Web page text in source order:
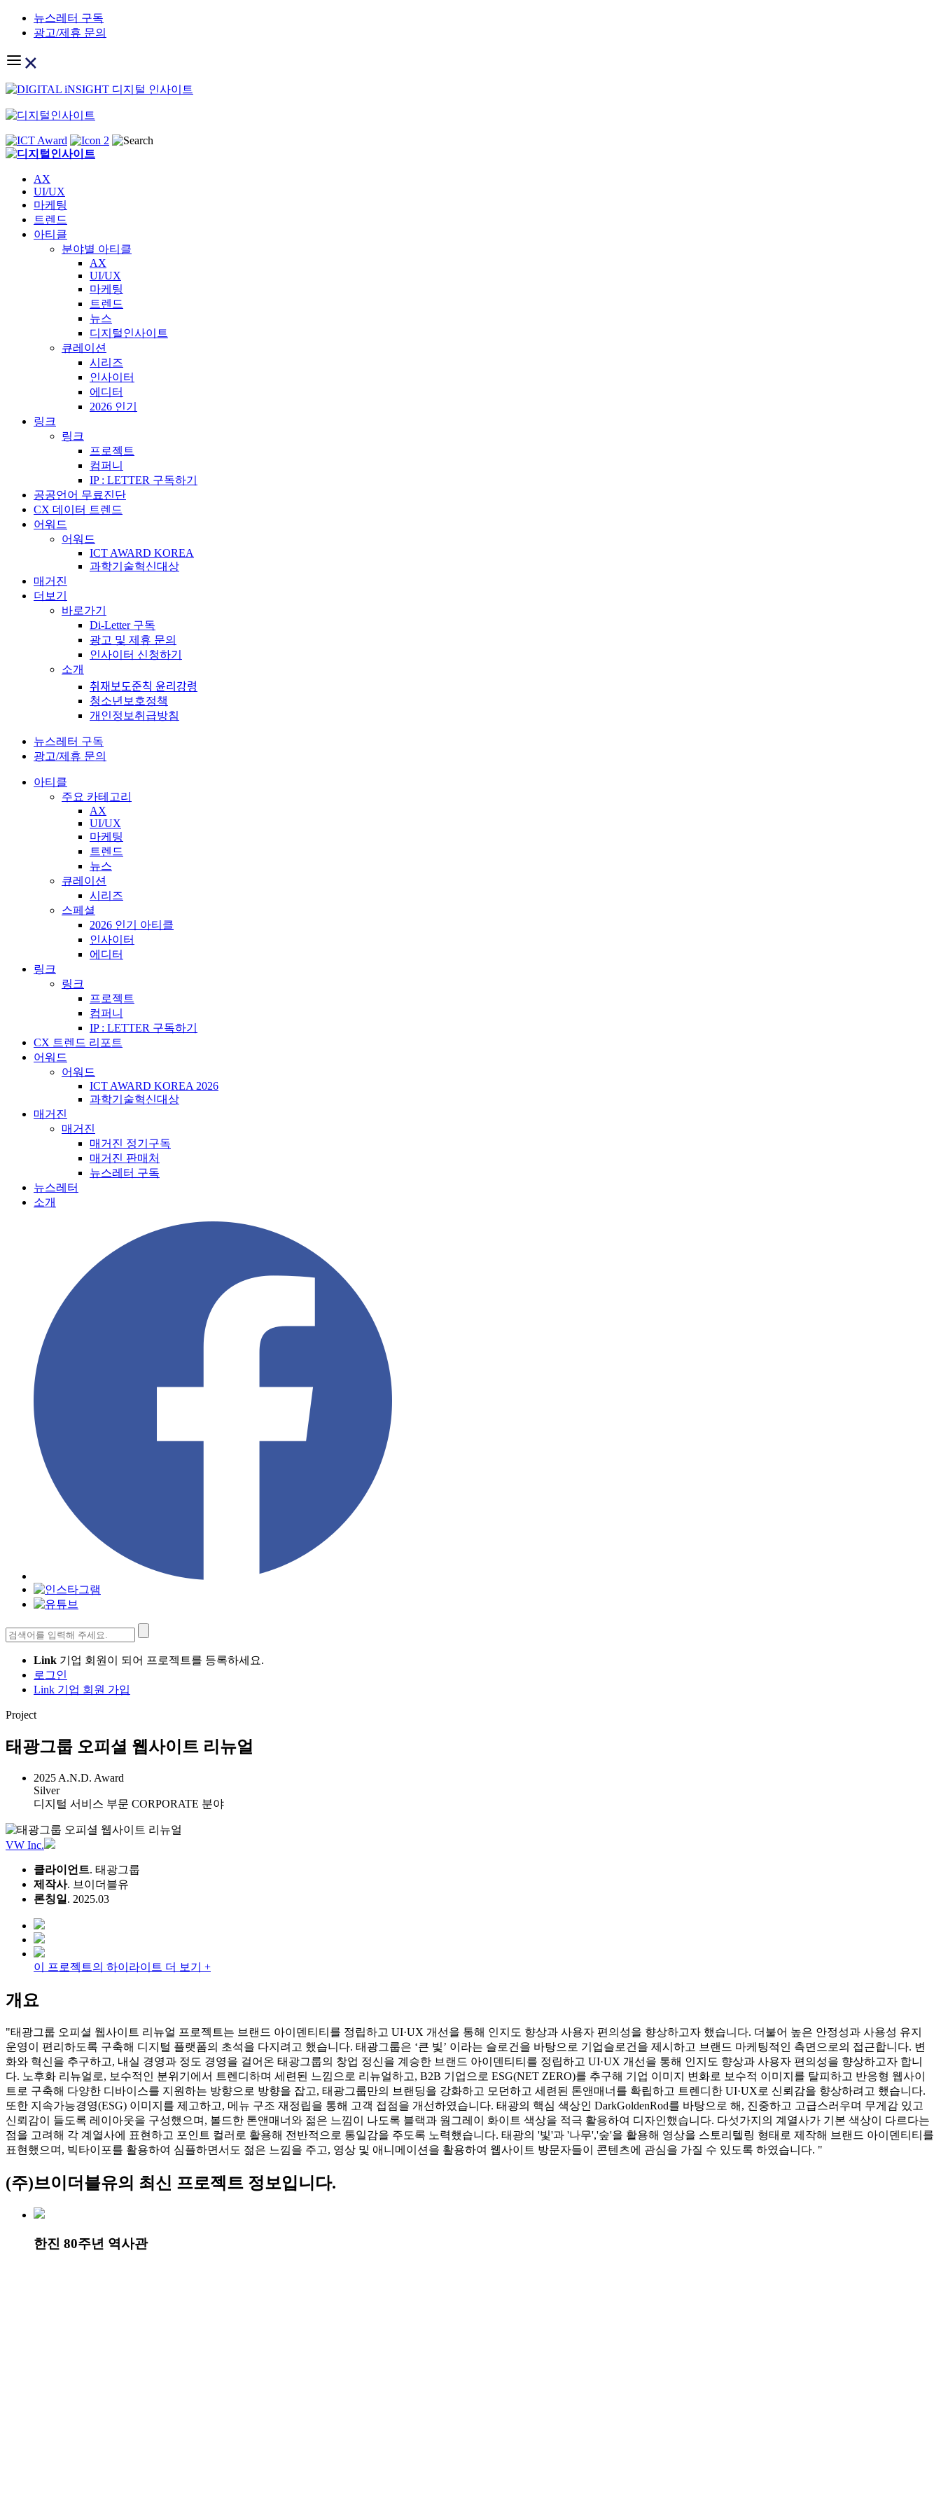
Skip
content
뉴스레터 구독
광고/제휴 문의
AX
UI/UX
마케팅
트렌드
아티클
분야별 아티클
AX
UI/UX
마케팅
트렌드
뉴스
디지털인사이트
큐레이션
시리즈
인사이터
에디터
2026 인기
링크
링크
프로젝트
컴퍼니
IP : LETTER 구독하기
공공언어 무료진단
CX 데이터 트렌드
어워드
어워드
ICT AWARD KOREA
과학기술혁신대상
매거진
더보기
바로가기
Di-Letter 구독
광고 및 제휴 문의
인사이터 신청하기
소개
취재보도준칙 윤리강령
청소년보호정책
개인정보취급방침
뉴스레터 구독
광고/제휴 문의
아티클
주요 카테고리
AX
UI/UX
마케팅
트렌드
뉴스
큐레이션
시리즈
스페셜
2026 인기 아티클
인사이터
에디터
링크
링크
프로젝트
컴퍼니
IP : LETTER 구독하기
CX 트렌드 리포트
어워드
어워드
ICT AWARD KOREA 2026
과학기술혁신대상
매거진
매거진
매거진 정기구독
매거진 판매처
뉴스레터 구독
뉴스레터
소개
검
색:
Link 기업 회원이 되어 프로젝트를 등록하세요.
로그인
Link 기업 회원 가입
Project
태광그룹 오피셜 웹사이트 리뉴얼
2025 A.N.D. Award
Silver
디지털 서비스 부문 CORPORATE 분야
VW Inc.
클라이언트. 태광그룹
제작사. 브이더블유
론칭일 . 2025.03
이 프로젝트의 하이라이트 더 보기 +
개요
"태광그룹 오피셜 웹사이트 리뉴얼 프로젝트는 브랜드 아이덴티티를 정립하고 UI·UX 개선을 통해 인지도 향상과 사용자 편의성을 향상하고자 했습니다. 더불어 높은 안정성과 사용성 유지
운영이 편리하도록 구축해 디지털 플랫폼의 초석을 다지려고 했습니다. 태광그룹은 ‘큰 빛’ 이라는 슬로건을 바탕으로 기업슬로건을 제시하고 브랜드 마케팅적인 측면으로의 접근합니다. 변
화와 혁신을 추구하고, 내실 경영과 정도 경영을 걸어온 태광그룹의 창업 정신을 계승한 브랜드 아이덴티티를 정립하고 UI·UX 개선을 통해 인지도 향상과 사용자 편의성을 향상하고자 합니
다. 노후화 리뉴얼로, 보수적인 분위기에서 트렌디하며 세련된 느낌으로 리뉴얼하고, B2B 기업으로 ESG(NET ZERO)를 추구해 기업 이미지 변화로 보수적 이미지를 탈피하고 반응형 웹사이
트로 구축해 다양한 디바이스를 지원하는 방향으로 방향을 잡고, 태광그룹만의 브랜딩을 강화하고 모던하고 세련된 톤앤매너를 확립하고 트렌디한 UI·UX로 신뢰감을 향상하려고 했습니다.
또한 지속가능경영(ESG) 이미지를 제고하고, 메뉴 구조 재정립을 통해 고객 접점을 개선하였습니다. 태광의 핵심 색상인 DarkGoldenRod를 바탕으로 해, 진중하고 고급스러우며 무게감 있고
신뢰감이 들도록 레이아웃을 구성했으며, 볼드한 톤앤매너와 젊은 느낌이 나도록 블랙과 웜그레이 화이트 색상을 적극 활용하여 디자인했습니다. 다섯가지의 계열사가 기본 색상이 다르다는
점을 고려해 각 계열사에 표현하고 포인트 컬러로 활용해 전반적으로 통일감을 주도록 노력했습니다. 태광의 '빛'과 '나무','숲'을 활용해 영상을 스토리텔링 형태로 제작해 브랜드 아이덴티티를
표현했으며, 빅타이포를 활용하여 심플하면서도 젊은 느낌을 주고, 영상 및 애니메이션을 활용하여 웹사이트 방문자들이 콘텐츠에 관심을 가질 수 있도록 하였습니다. "
(주)브이더블유의 최신 프로젝트 정보입니다.
한진 80주년 역사관